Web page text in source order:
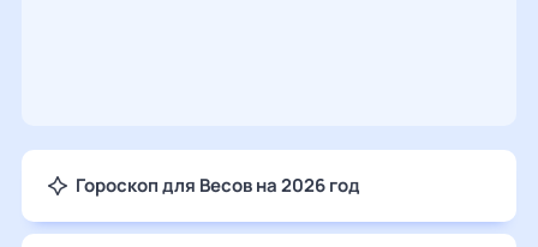
Гороскоп для Весов на 2026 год